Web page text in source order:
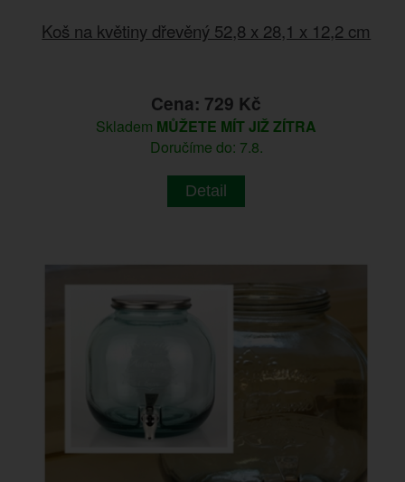
Koš na květiny dřevěný 52,8 x 28,1 x 12,2 cm
Cena: 729 Kč
Skladem MŮŽETE MÍT JIŽ ZÍTRA
Doručíme do: 7.8.
Detail